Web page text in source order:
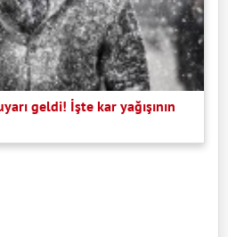
geldi! İşte kar yağışının